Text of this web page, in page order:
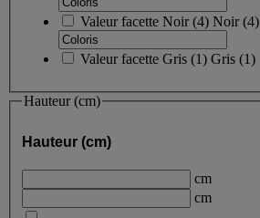
Valeur facette Noir(4) Noir(4)
Valeur facette Gris (1) Gris (1)
Hauteur (cm)
Hauteur (cm)
cm
cm